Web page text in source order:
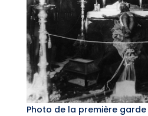
Photo de la première garde